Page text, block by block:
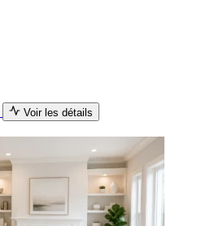
Voir les détails